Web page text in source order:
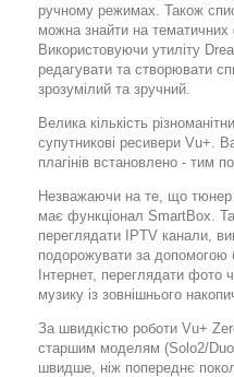
ручному режимах. Також
можна знайти на
Використовуючи утиліту
редагувати та створювати
зрозумілий та зручний.
Велика кількість
супутникові ресивери Vu+.
плагінів встановлено - тим
Незважаючи на те, що
має функціонал SmartBox.
переглядати IPTV канали,
подорожувати за допомогою
Інтернет, переглядати фото
музику із зовнішнього
За швидкістю роботи Vu+
старшим моделям (Solo2/
швидше, ніж попереднє